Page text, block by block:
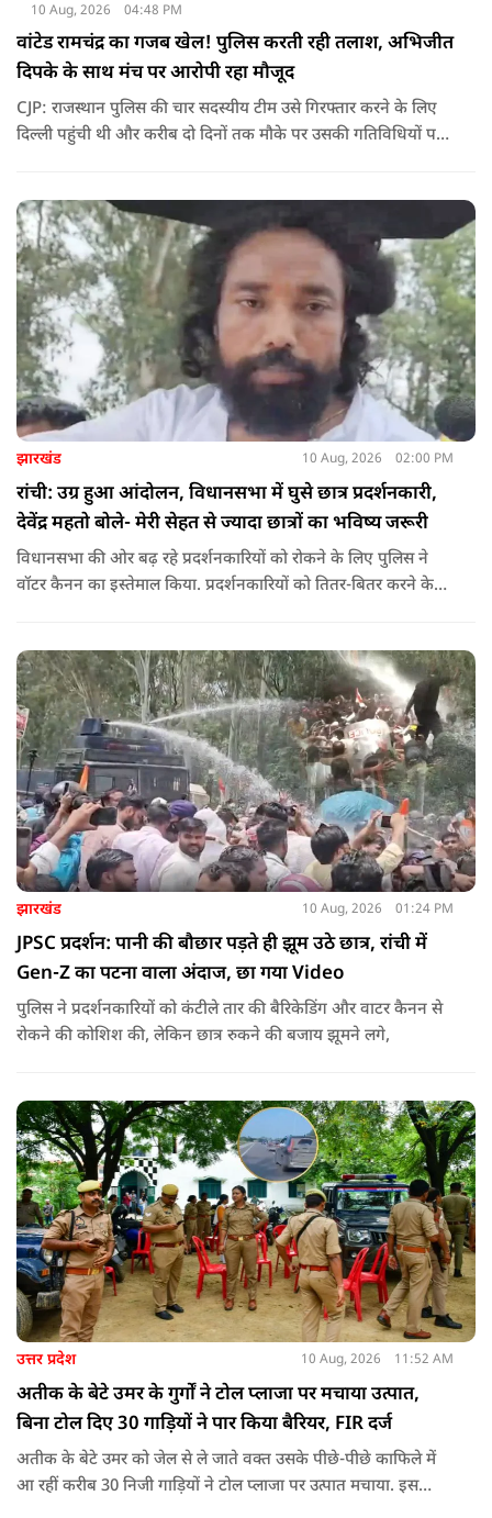
10 Aug, 2026 04:48 PM
वांटेड रामचंद्र का गजब खेल! पुलिस करती रही तलाश, अभिजीत
दिपके के साथ मंच पर आरोपी रहा मौजूद
CJP: राजस्थान पुलिस की चार सदस्यीय टीम उसे गिरफ्तार करने के लिए
दिल्ली पहुंची थी और करीब दो दिनों तक मौके पर उसकी गतिविधियों पर
झारखंड 10 Aug, 2026 02:00 PM
रांची: उग्र हुआ आंदोलन, विधानसभा में घुसे छात्र प्रदर्शनकारी,
देवेंद्र महतो बोले- मेरी सेहत से ज्यादा छात्रों का भविष्य जरूरी
विधानसभा की ओर बढ़ रहे प्रदर्शनकारियों को रोकने के लिए पुलिस ने
वॉटर कैनन का इस्तेमाल किया. प्रदर्शनकारियों को तितर-बितर करने के
झारखंड 10 Aug, 2026 01:24 PM
JPSC प्रदर्शन: पानी की बौछार पड़ते ही झूम उठे छात्र, रांची में
Gen-Z का पटना वाला अंदाज, छा गया Video
पुलिस ने प्रदर्शनकारियों को कंटीले तार की बैरिकेडिंग और वाटर कैनन से
रोकने की कोशिश की, लेकिन छात्र रुकने की बजाय झूमने लगे,
उत्तर प्रदेश 10 Aug, 2026 11:52 AM
अतीक के बेटे उमर के गुर्गों ने टोल प्लाजा पर मचाया उत्पात,
बिना टोल दिए 30 गाड़ियों ने पार किया बैरियर, FIR दर्ज
अतीक के बेटे उमर को जेल से ले जाते वक्त उसके पीछे-पीछे काफिले में
आ रहीं करीब 30 निजी गाड़ियों ने टोल प्लाजा पर उत्पात मचाया. इस